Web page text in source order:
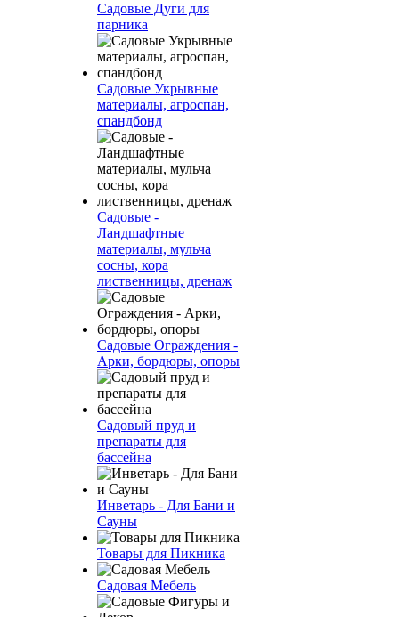
Садовые Дуги для
парника
Садовые Укрывные
материалы, агроспан,
спандбонд
Садовые -
Ландшафтные
материалы, мульча
сосны, кора
лиственницы, дренаж
Садовые Ограждения -
Арки, бордюры, опоры
Садовый пруд и
препараты для
бассейна
Инветарь - Для Бани и
Сауны
Товары для Пикника
Садовая Мебель